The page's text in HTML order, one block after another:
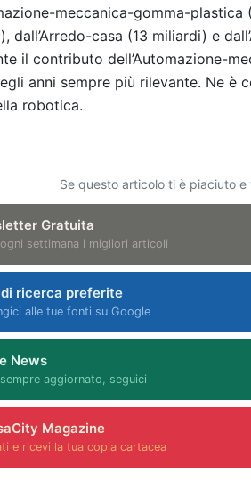
meccanica-gomma-
dall’Arredo-casa (13 miliardi) e
il contributo dell’Automazione-
anni sempre più rilevante. Ne è
robotica.
Se questo articolo ti è piaciuto
Gratuita
settimana i migliori articoli
di ricerca preferite
alle tue fonti su Google
News
sempre aggiornato, seguici
Magazine
e ricevi la tua copia cartacea